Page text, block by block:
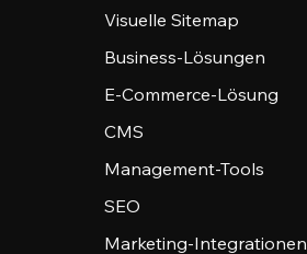
Visuelle Sitemap
Business-Lösungen
E-Commerce-Lösung
CMS
Management-Tools
SEO
Marketing-Integrationen